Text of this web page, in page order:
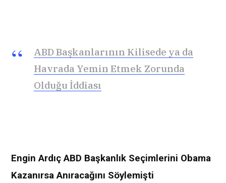
ABD Başkanlarının Kilisede ya da
Havrada Yemin Etmek Zorunda
Olduğu İddiası
Engin Ardıç ABD Başkanlık Seçimlerini Obama
Kazanırsa Anıracağını Söylemişti